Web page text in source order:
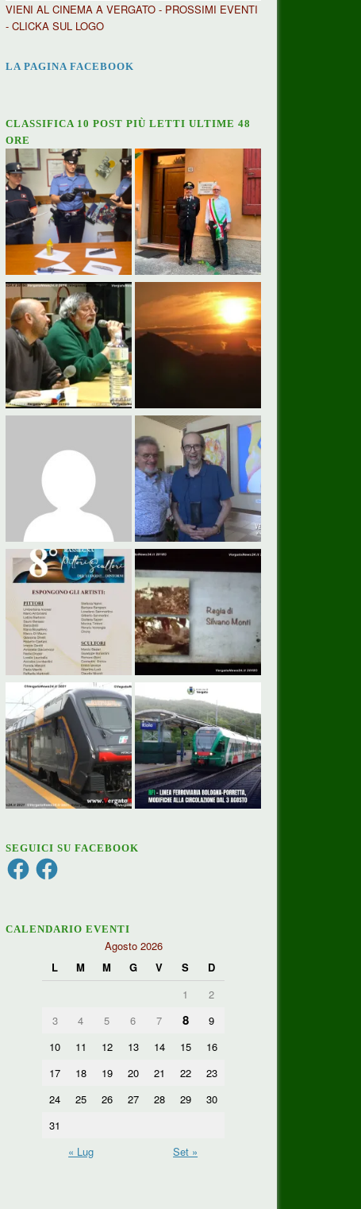
VIENI AL CINEMA A VERGATO - PROSSIMI EVENTI
- CLICKA SUL LOGO
LA PAGINA FACEBOOK
CLASSIFICA 10 POST PIÙ LETTI ULTIME 48
ORE
SEGUICI SU FACEBOOK
FacebookFacebook
CALENDARIO EVENTI
Agosto 2026
L
M M G V S
D
1
2
3
4 5 6 7 8
9
10
11 12 13 14 15
16
17
18 19 20 21 22
23
24
25 26 27 28 29
30
31
« Lug
Set »